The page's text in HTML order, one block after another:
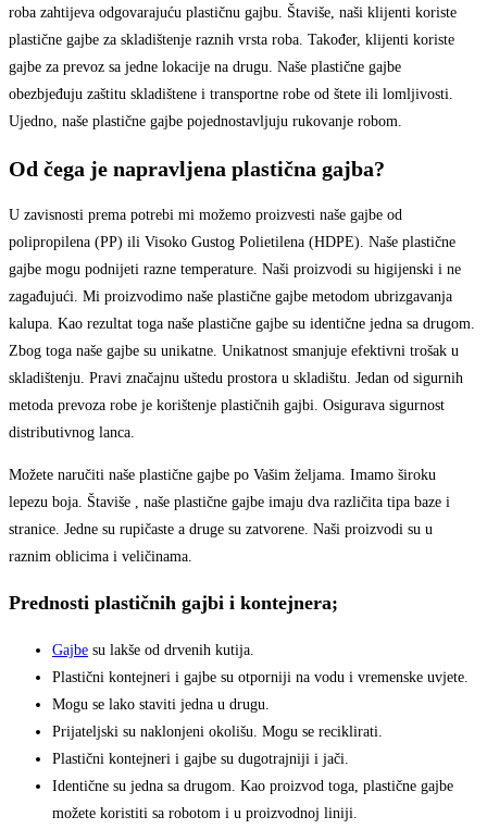
roba zahtijeva odgovarajuću plastičnu gajbu. Štaviše, naši klijenti koriste
plastične gajbe za skladištenje raznih vrsta roba. Također, klijenti koriste
gajbe za prevoz sa jedne lokacije na drugu. Naše plastične gajbe
obezbjeđuju zaštitu skladištene i transportne robe od štete ili lomljivosti.
Ujedno, naše plastične gajbe pojednostavljuju rukovanje robom.
Od čega je napravljena plastična gajba?
U zavisnosti prema potrebi mi možemo proizvesti naše gajbe od
polipropilena (PP) ili Visoko Gustog Polietilena (HDPE). Naše plastične
gajbe mogu podnijeti razne temperature. Naši proizvodi su higijenski i ne
zagađujući. Mi proizvodimo naše plastične gajbe metodom ubrizgavanja
kalupa. Kao rezultat toga naše plastične gajbe su identične jedna sa drugom.
Zbog toga naše gajbe su unikatne. Unikatnost smanjuje efektivni trošak u
skladištenju. Pravi značajnu uštedu prostora u skladištu. Jedan od sigurnih
metoda prevoza robe je korištenje plastičnih gajbi. Osigurava sigurnost
distributivnog lanca.
Možete naručiti naše plastične gajbe po Vašim željama. Imamo široku
lepezu boja. Štaviše , naše plastične gajbe imaju dva različita tipa baze i
stranice. Jedne su rupičaste a druge su zatvorene. Naši proizvodi su u
raznim oblicima i veličinama.
Prednosti plastičnih gajbi i kontejnera;
Gajbe su lakše od drvenih kutija.
Plastični kontejneri i gajbe su otporniji na vodu i vremenske uvjete.
Mogu se lako staviti jedna u drugu.
Prijateljski su naklonjeni okolišu. Mogu se reciklirati.
Plastični kontejneri i gajbe su dugotrajniji i jači.
Identične su jedna sa drugom. Kao proizvod toga, plastične gajbe
možete koristiti sa robotom i u proizvodnoj liniji.